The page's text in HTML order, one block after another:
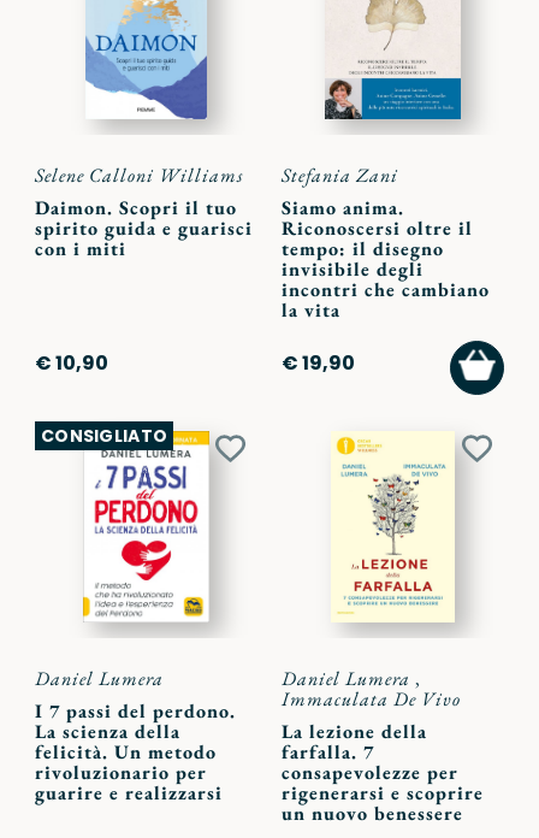
Selene Calloni Williams
Daimon. Scopri il tuo
spirito guida e guarisci
con i miti
€ 10,90
Stefania Zani
Siamo anima.
Riconoscersi oltre il
tempo: il disegno
invisibile degli
incontri che cambiano
la vita
€ 19,90
AL
CONSIGLIATO
Aggiungi
Daniel Lumera
I 7 passi del perdono.
La scienza della
felicità. Un metodo
rivoluzionario per
guarire e realizzarsi
Daniel Lumera ,
Immaculata De Vivo
La lezione della
farfalla. 7
consapevolezze per
rigenerarsi e scoprire
un nuovo benessere